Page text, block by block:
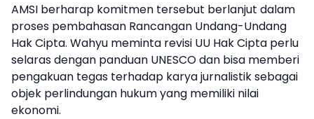
AMSI berharap komitmen tersebut berlanjut dalam
proses pembahasan Rancangan Undang-Undang
Hak Cipta. Wahyu meminta revisi UU Hak Cipta perlu
selaras dengan panduan UNESCO dan bisa memberi
pengakuan tegas terhadap karya jurnalistik sebagai
objek perlindungan hukum yang memiliki nilai
ekonomi.